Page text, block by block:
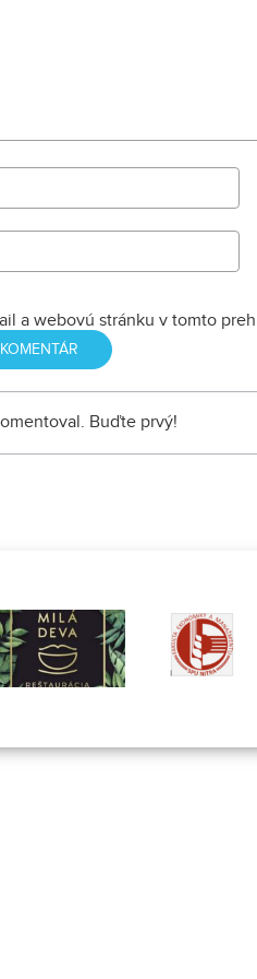
a webovú stránku v tomto
Buďte prvý!